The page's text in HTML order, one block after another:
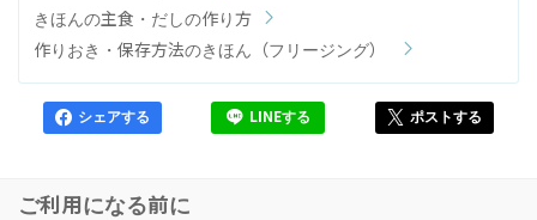
きほんの主食・だしの作り方
作りおき・保存方法のきほん（フリージング）
シェアする LINEする ポストする
ご利用になる前に